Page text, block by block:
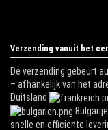
Verzending vanuit het
De verzending gebeurt
– afhankelijk van het
Duitsland
Bulgarije
snelle en efficiënte